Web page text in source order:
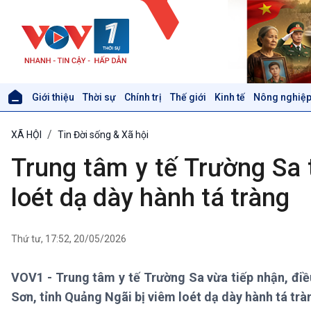
Giới thiệu Thời sự Chính trị Thế giới Kinh tế Nông
Thời sự 12h
Thời sự 18h
Thời sự 21h30
Bản tin
Xã hội
Tin Đời sống & Xã hội
Khoa học & Công nghệ
Tin Khoa học & Công nghệ
XÃ HỘI Tin Đời sống & Xã hội
Trung tâm y tế Trường
loét dạ dày hành tá tràng
Thứ tư, 17:52, 20/05/2026
VOV1 - Trung tâm y tế Trường Sa vừa tiếp nhận,
Sơn, tỉnh Quảng Ngãi bị viêm loét dạ dày hành tá